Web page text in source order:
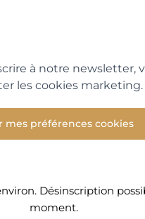
Lyon Ouest
Est
ÉGALEMENT À
à notre newsletter,
les cookies marketing.
mes préférences cookies
Désinscription
moment.